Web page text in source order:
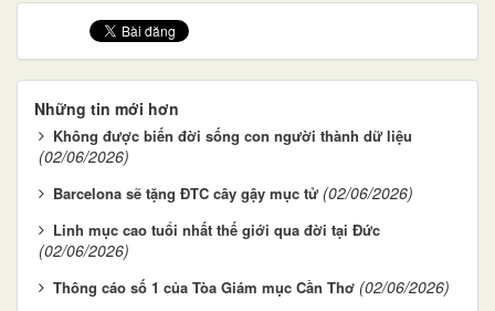
Những tin mới hơn
Không được biến đời sống con người thành dữ liệu
(02/06/2026)
Barcelona sẽ tặng ĐTC cây gậy mục tử (02/06/2026)
Linh mục cao tuổi nhất thế giới qua đời tại Đức
(02/06/2026)
Thông cáo số 1 của Tòa Giám mục Cần Thơ (02/06/2026)